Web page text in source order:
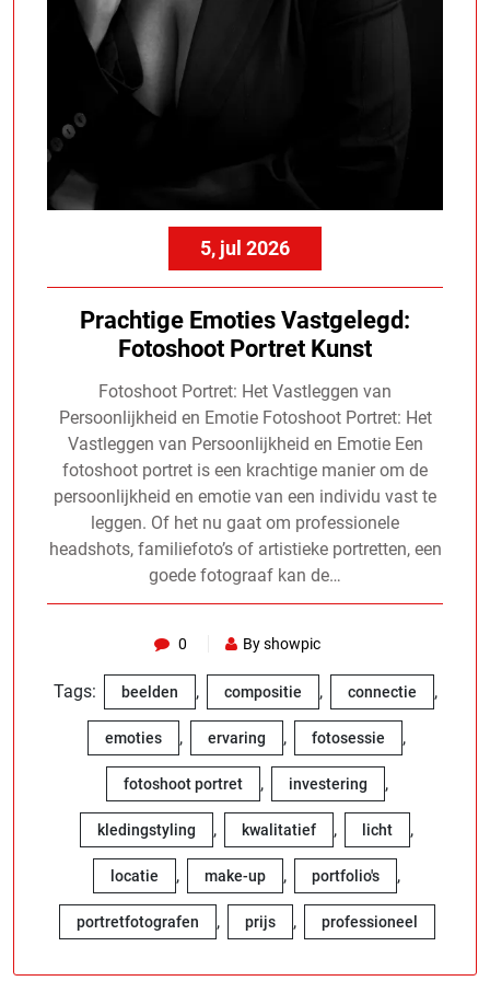
5, jul 2026
Prachtige Emoties Vastgelegd:
Fotoshoot Portret Kunst
Fotoshoot Portret: Het Vastleggen van
Persoonlijkheid en Emotie Fotoshoot Portret: Het
Vastleggen van Persoonlijkheid en Emotie Een
fotoshoot portret is een krachtige manier om de
persoonlijkheid en emotie van een individu vast te
leggen. Of het nu gaat om professionele
headshots, familiefoto’s of artistieke portretten, een
goede fotograaf kan de…
0 By showpic
Tags: beelden , compositie , connectie ,
emoties , ervaring , fotosessie ,
fotoshoot portret , investering ,
kledingstyling , kwalitatief , licht ,
locatie , make-up , portfolio's ,
portretfotografen , prijs , professioneel